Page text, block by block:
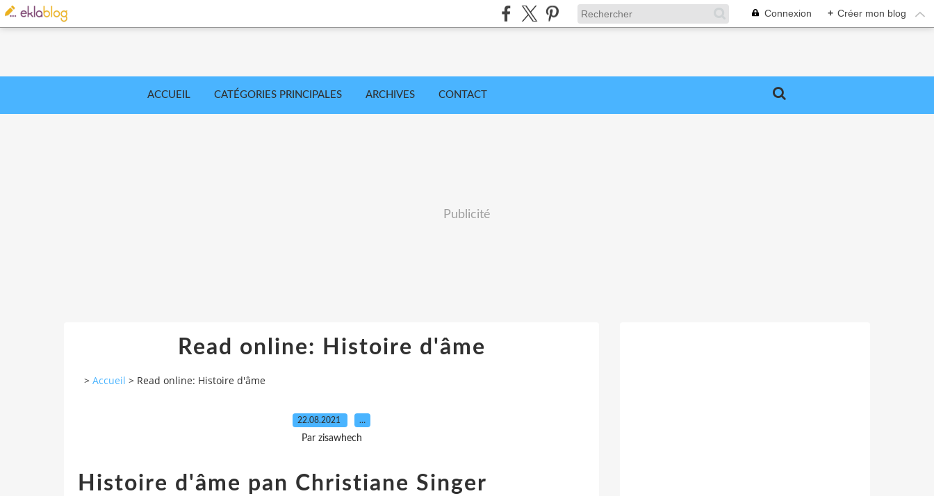
Connexion + Créer mon blog
ACCUEIL CATÉGORIES PRINCIPALES ARCHIVES CONTACT
Publicité
Read online: Histoire d'âme
> Accueil > Read online: Histoire d'âme
22.08.2021 …
Par zisawhech
Histoire d'âme pan Christiane Singer